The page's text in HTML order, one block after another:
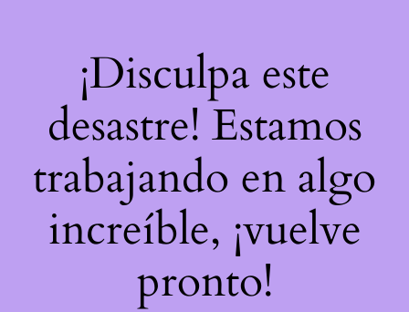
¡Disculpa este
desastre! Estamos
trabajando en algo
increíble, ¡vuelve
pronto!